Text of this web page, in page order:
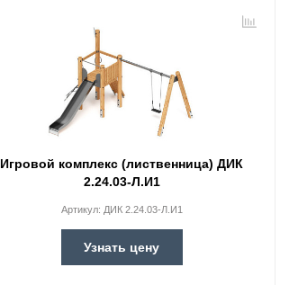
Игровой комплекс (лиственница) ДИК
2.24.03-Л.И1
Артикул: ДИК 2.24.03-Л.И1
Узнать цену